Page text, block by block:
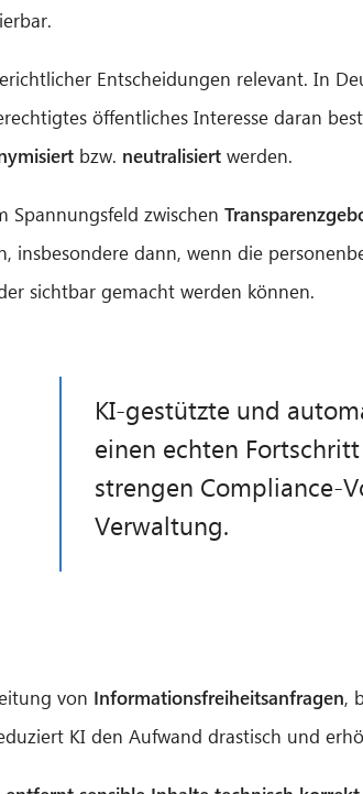
Entscheidungen relevant. In
öffentliches Interesse daran
bzw. neutralisiert werden.
Spannungsfeld zwischen
insbesondere dann, wenn die
sichtbar gemacht werden können.
KI-gestützte und
einen echten
strengen Compliance-
Verwaltung.
von Informationsfreiheitsanfragen,
KI den Aufwand drastisch und